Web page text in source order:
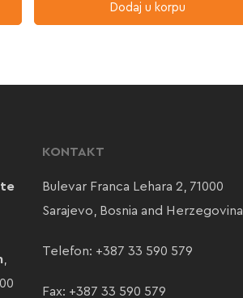
Dodaj u korpu
,
KONTAKT
Bulevar Franca Lehara 2, 71000
Sarajevo, Bosnia and Herzegovina
Telefon: +387 33 590 579
Fax: +387 33 590 579